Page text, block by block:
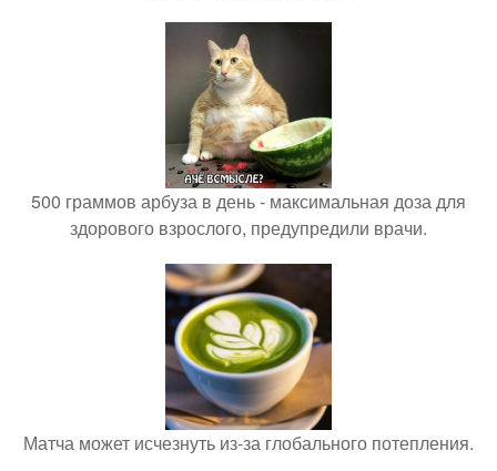
500 граммов арбуза в день - максимальная доза для
здорового взрослого, предупредили врачи.
Матча может исчезнуть из-за глобального потепления.